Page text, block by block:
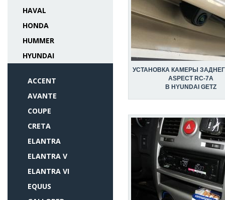
HAVAL
HONDA
HUMMER
HYUNDAI
ACCENT
AVANTE
COUPE
CRETA
ELANTRA
ELANTRA V
ELANTRA VI
EQUUS
УСТАНОВКА КАМЕРЫ
ASPECT RC-7A
В HYUNDAI GETZ